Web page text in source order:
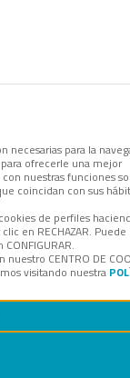
necesarias para la
ofrecerle una mejor
nuestras funciones
coincidan con sus
de perfiles
en RECHAZAR. Puede
CENTRO DE
visitando nuestra